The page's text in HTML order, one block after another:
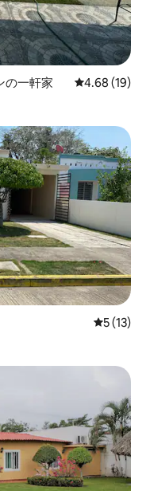
の一軒家 レビュー19
4.68 (19)
レビュー
5 (13)